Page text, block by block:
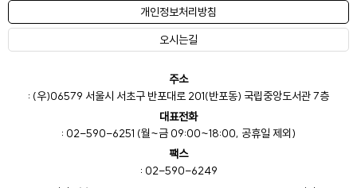
개인정보처리방침
오시는길
주소
: (우)06579 서울시 서초구 반포대로 201(반포동) 국립중앙도서관 7층
대표전화
: 02-590-6251 (월~금 09:00~18:00, 공휴일 제외)
팩스
: 02-590-6249